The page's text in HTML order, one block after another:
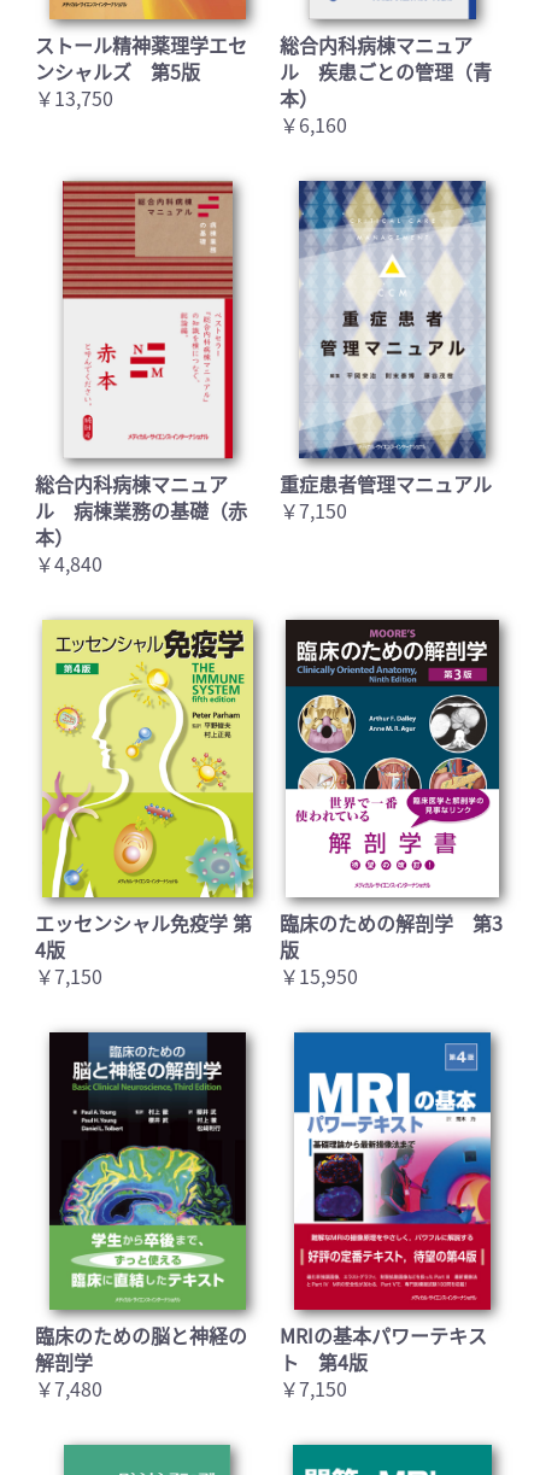
お買い物を続ける カートへ進む
ストール精神薬理学エセ
ンシャルズ 第5版
￥13,750
総合内科病棟マニュア
ル 疾患ごとの管理（青
本）
￥6,160
総合内科病棟マニュア
ル 病棟業務の基礎（赤
本）
￥4,840
重症患者管理マニュアル
￥7,150
エッセンシャル免疫学 第
4版
￥7,150
臨床のための解剖学 第3
版
￥15,950
臨床のための脳と神経の
解剖学
￥7,480
MRIの基本パワーテキス
ト 第4版
￥7,150